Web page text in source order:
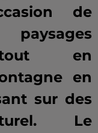
de
tout en
en
sur des
Le